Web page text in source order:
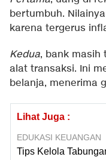
bertumbuh.
karena tergerus
Kedua, bank masih
alat transaksi. Ini
belanja, menerima
Lihat Juga :
EDUKASI KEUANGAN
Tips Kelola